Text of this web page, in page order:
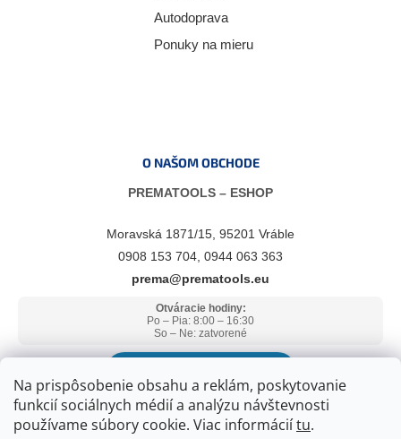
Na prispôsobenie obsahu a reklám, poskytovanie
funkcií sociálnych médií a analýzu návštevnosti
používame súbory cookie. Viac informáciítu.
Autodoprava
Ponuky na mieru
O NAŠOM OBCHODE
PREMATOOLS – ESHOP
Moravská 1871/15, 95201 Vráble
0908 153 704, 0944 063 363
prema@prematools.eu
Otváracie hodiny:
Po – Pia: 8:00 – 16:30
So – Ne: zatvorené